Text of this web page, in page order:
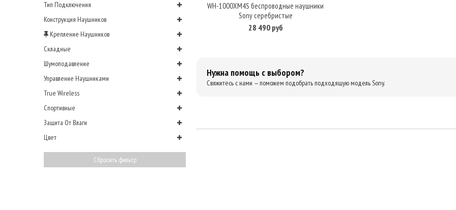
Тип Подключения
Конструкция Наушников
Крепление Наушников
Складные
Шумоподавление
Управление Наушниками
True Wireless
Спортивные
Защита От Влаги
Цвет
Сбросить фильтр
В корзину
WH-1000XM4S беспроводные наушники
Sony серебристые
28 490 руб
Нужна помощь с выбором?
Свяжитесь с нами — поможем подобрать подходящую модель Sony.